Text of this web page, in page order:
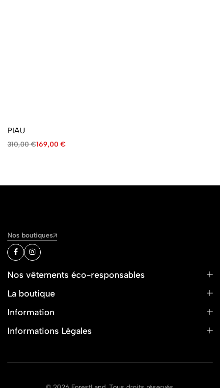
PIAU
310,00€169,00 €
Nos boutiques
Nos vêtements éco-responsables
La boutique
Information
Informations Légales